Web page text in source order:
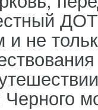
не
Черного